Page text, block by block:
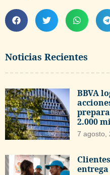
Noticias Recientes
BBVA
2.000
7 agosto,
entrega